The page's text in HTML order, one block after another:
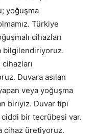
yoğuşma
Türkiye
cihazları
bilgilendiriyoruz.
Duvara asılan
veya yoğuşma
biriyiz. Duvar tipi
bir tecrübesi var.
cihaz üretiyoruz.